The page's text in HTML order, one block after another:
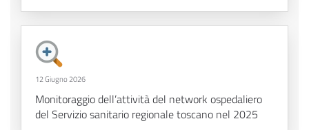
12 Giugno 2026
Monitoraggio dell’attività del network ospedaliero
del Servizio sanitario regionale toscano nel 2025